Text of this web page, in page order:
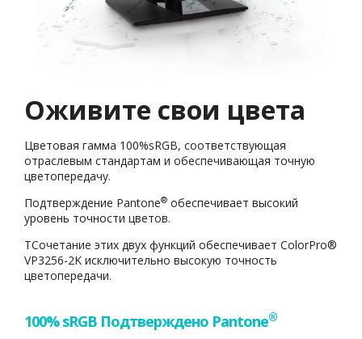
Оживите свои цвета
Цветовая гамма 100%sRGB, соответствующая
отраслевым стандартам и обеспечивающая точную
цветопередачу.
Подтверждение Pantone® обеспечивает высокий
уровень точности цветов.
TСочетание этих двух функций обеспечивает ColorPro®
VP3256-2K исключительно высокую точность
цветопередачи.
100% sRGB Подтверждено Pantone®